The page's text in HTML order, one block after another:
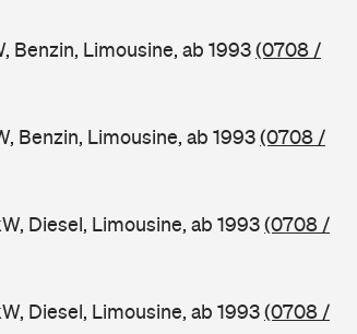
Benzin, Limousine, ab 1993(0708 /
Benzin, Limousine, ab 1993(0708 /
Diesel, Limousine, ab 1993(0708 /
Diesel, Limousine, ab 1993(0708 /